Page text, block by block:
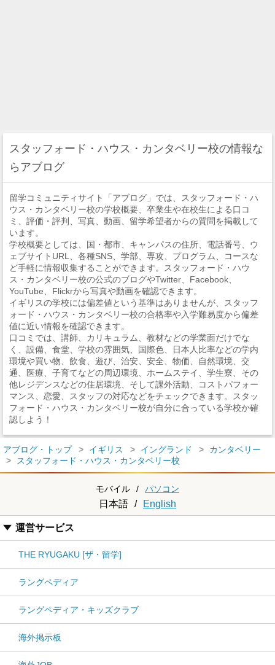
スタッフォード・ハウス・カンタベリー校の情報な
らアブログ
留学コミュニティサイト「アブログ」では、スタッフォード・ハ
ウス・カンタベリー校の学校概要、卒業生や在校生による口コ
ミ、評価・評判、写真、動画、留学希望者からの質問を掲載して
います。
学校概要としては、国・都市、キャンパスの住所、電話番号、ウ
ェブサイトURL、各種SNS、学部、専攻、プログラム、コースな
ど手軽に情報収集することができます。スタッフォード・ハウ
ス・カンタベリー校の公式のブログやTwitter、Facebook、
YouTube、Flickrから写真や動画を確認できます。
イギリスの学校には偏差値という基準はありませんが、スタッフ
ォード・ハウス・カンタベリー校の合格率や入学難易度から偏差
値に近い情報を確認できます。
口コミでは、講師、カリキュラム、教材などの学業面だけでな
く、設備、食堂、学校の雰囲気、国際色、日本人比率などの学内
環境や買い物、飲食、遊び、治安、安全、物価、自然環境、交
通、医療、子育てなどの周辺環境、ホームステイ、学生寮、その
他レジデンスなどの住居環境、そして課外活動、コストパフォー
マンス、恋愛、スタッフの対応などをチェックできます。スタッ
フォード・ハウス・カンタベリー校が自分に合っている学校か確
認しよう！
アブログ・トップ イギリス イングランド
カンタベリー
スタッフォード・ハウス・カンタベリー校
モバイル / パソコン
日本語 / English
運営サービス
THE RYUGAKU [ザ・留学]
ラングペディア
ラングペディア・キッズクラブ
海外掲示板